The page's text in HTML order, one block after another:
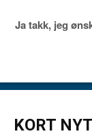
KORT